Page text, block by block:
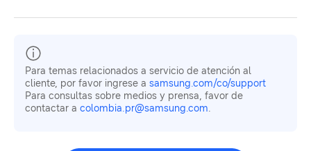
Para temas relacionados a servicio de atención al
cliente, por favor ingrese a samsung.com/co/support
Para consultas sobre medios y prensa, favor de
contactar a colombia.pr@samsung.com.